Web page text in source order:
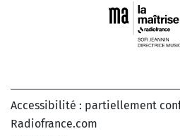
Accessibilité : partiellement
Radiofrance.com